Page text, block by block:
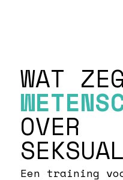
WAT
OVER
Een training